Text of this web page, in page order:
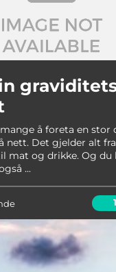
å foreta en stor
nett. Det gjelder alt
mat og drikke. Og du
...